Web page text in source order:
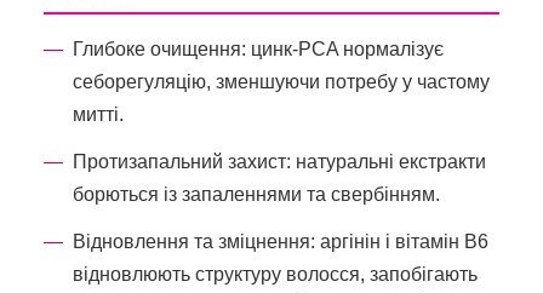
Глибоке очищення: цинк-PCA нормалізує
себорегуляцію, зменшуючи потребу у частому
митті.
Протизапальний захист: натуральні екстракти
борються із запаленнями та свербінням.
Відновлення та зміцнення: аргінін і вітамін B6
відновлюють структуру волосся, запобігають